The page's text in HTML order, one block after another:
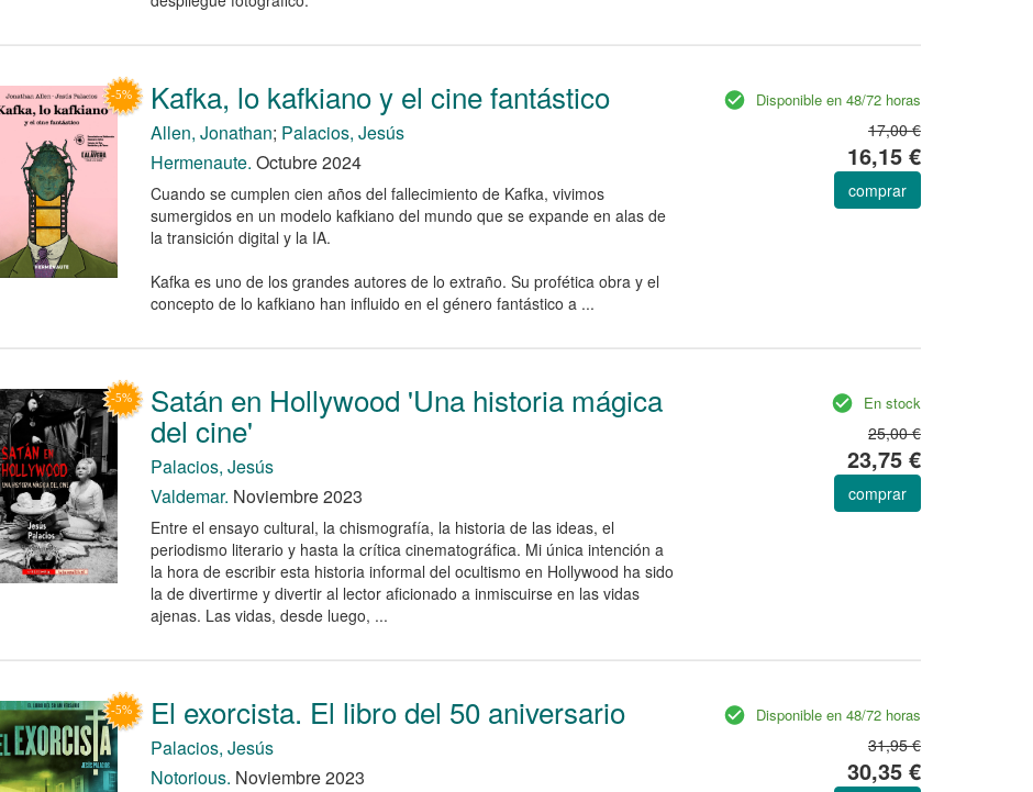
Kafka, lo kafkiano y el cine fantástico
Allen, Jonathan; Palacios, Jesús
Hermenaute. Octubre 2024
Cuando se cumplen cien años del fallecimiento de Kafka, vivimos
sumergidos en un modelo kafkiano del mundo que se expande en alas de
la transición digital y la IA.
Kafka es uno de los grandes autores de lo extraño. Su profética obra y el
concepto de lo kafkiano han influido en el género fantástico a ...
Disponible en 48/72 horas
17,00 €
16,15 €
comprar
Satán en Hollywood 'Una historia mágica
del cine'
Palacios, Jesús
Valdemar. Noviembre 2023
Entre el ensayo cultural, la chismografía, la historia de las ideas, el
periodismo literario y hasta la crítica cinematográfica. Mi única intención a
la hora de escribir esta historia informal del ocultismo en Hollywood ha sido
la de divertirme y divertir al lector aficionado a inmiscuirse en las vidas
ajenas. Las vidas, desde luego, ...
En stock
25,00 €
23,75 €
comprar
El exorcista. El libro del 50 aniversario
Palacios, Jesús
Notorious. Noviembre 2023
Disponible en 48/72 horas
31,95 €
30,35 €